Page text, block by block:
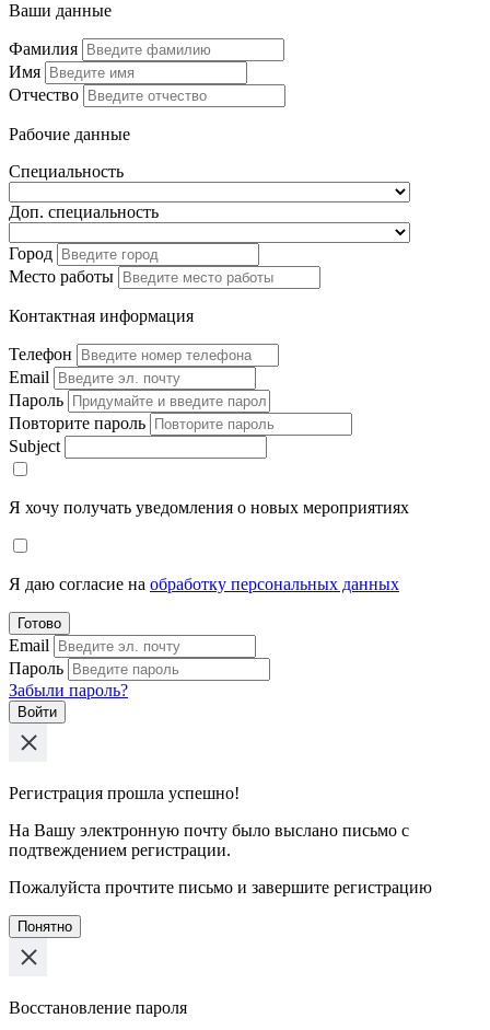
Ваши данные
Фамилия
Имя
Отчество
Рабочие данные
Специальность
Доп. специальность
Город
Место работы
Контактная информация
Телефон
Email
Пароль
Повторите пароль
Subject
Я хочу получать уведомления о новых мероприятиях
Я даю согласие на обработку персональных данных
Готово
Email
Пароль
Забыли пароль?
Войти
Регистрация прошла успешно!
На Вашу электронную почту было выслано письмо с
подтвеждением регистрации.
Пожалуйста прочтите письмо и завершите регистрацию
Понятно
Восстановление пароля